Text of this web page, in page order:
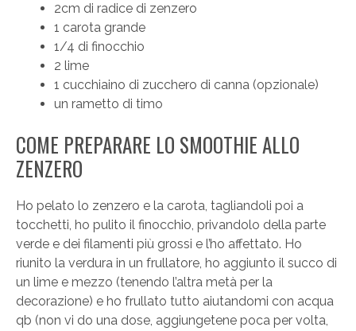
2cm di radice di zenzero
1 carota grande
1/4 di finocchio
2 lime
1 cucchiaino di zucchero di canna (opzionale)
un rametto di timo
COME PREPARARE LO SMOOTHIE ALLO
ZENZERO
Ho pelato lo zenzero e la carota, tagliandoli poi a
tocchetti, ho pulito il finocchio, privandolo della parte
verde e dei filamenti più grossi e l’ho affettato. Ho
riunito la verdura in un frullatore, ho aggiunto il succo di
un lime e mezzo (tenendo l’altra metà per la
decorazione) e ho frullato tutto aiutandomi con acqua
qb (non vi do una dose, aggiungetene poca per volta,